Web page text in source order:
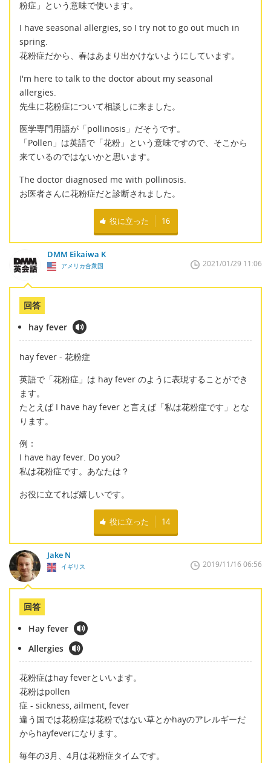
粉症」という意味で使います。
I have seasonal allergies, so I try not to go out much in
spring.
花粉症だから、春はあまり出かけないようにしています。
I'm here to talk to the doctor about my seasonal
allergies.
先生に花粉症について相談しに来ました。
医学専門用語が「pollinosis」だそうです。
「Pollen」は英語で「花粉」という意味ですので、そこから
来ているのではないかと思います。
The doctor diagnosed me with pollinosis.
お医者さんに花粉症だと診断されました。
役に立った 16
DMM Eikaiwa K
アメリカ合衆国 2021/01/29 11:06
回答
hay fever
hay fever - 花粉症
英語で「花粉症」は hay fever のように表現することができ
ます。
たとえば I have hay fever と言えば「私は花粉症です」とな
ります。
例：
I have hay fever. Do you?
私は花粉症です。あなたは？
お役に立てれば嬉しいです。
役に立った 14
Jake N
イギリス 2019/11/16 06:56
回答
Hay fever
Allergies
花粉症はhay feverといいます。
花粉はpollen
症 - sickness, ailment, fever
違う国では花粉症は花粉ではない草とかhayのアレルギーだ
からhayfeverになります。
毎年の3月、4月は花粉症タイムです。